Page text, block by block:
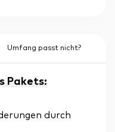
Umfang passt nicht?
Pakets:
durch